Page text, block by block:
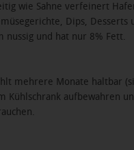
wie Sahne verfeinert
Dips, Desserts
nussig und hat nur 8% Fett.
mehrere Monate haltbar
Kühlschrank aufbewahren